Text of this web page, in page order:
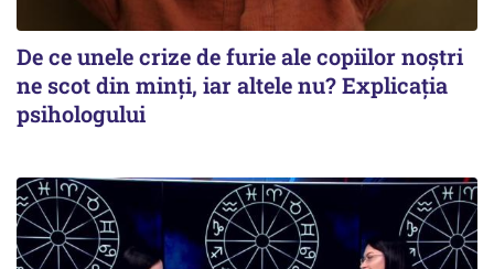
De ce unele crize de furie ale copiilor noștri
ne scot din minți, iar altele nu? Explicația
psihologului